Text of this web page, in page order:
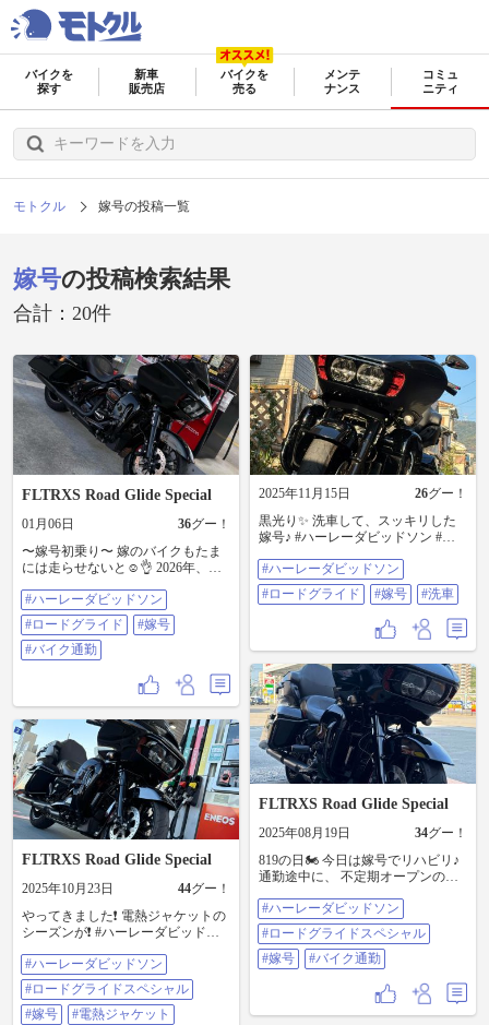
バイクを
探す
新車
販売店
バイクを
売る
メンテ
ナンス
コミュ
ニティ
モトクル 嫁号の投稿一覧
嫁号の投稿検索結果
合計：20件
FLTRXS Road Glide Special
01月06日 36グー！
〜嫁号初乗り〜 嫁のバイクもたま
には走らせないと☺️👌 2026年、ロ
ハーレーダビッドソン #ロードグラ
イド #嫁号 #バイク通勤
#ハーレーダビッドソン
#ロードグライド
#嫁号
#バイク通勤
2025年11月15日 26グー！
黒光り✨ 洗車して、スッキリした
嫁号♪ #ハーレーダビッドソン #ロ
#ハーレーダビッドソン
#ロードグライド
#嫁号 #洗車
FLTRXS Road Glide Special
2025年10月23日 44グー！
やってきました❗️ 電熱ジャケットの
シーズンが❗️ #ハーレーダビッドソ
号 #電熱ジャケット #ヒートマスタ
ー #シーズン到来
#ハーレーダビッドソン
#ロードグライドスペシャル
#嫁号
#電熱ジャケット
FLTRXS Road Glide Special
2025年08月19日 34グー！
819の日🏍️ 今日は嫁号でリハビリ♪
通勤途中に、 不定期オープンの梨
な時はツアラーの積載力の見せ所
🤭 #ハーレーダビッドソン #ロード
グライドスペシャル #嫁号 #バイク
通勤
#ハーレーダビッドソン
#ロードグライドスペシャル
#嫁号
#バイク通勤